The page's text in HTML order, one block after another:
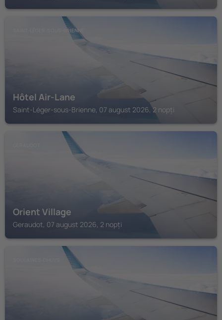
SAINT-LÉGER-SOUS-BRIENNE
Hôtel Air-Lane
Saint-Léger-sous-Brienne, 07 august 2026, 2 nopți
Orient Village
Geraudot, 07 august 2026, 2 nopți